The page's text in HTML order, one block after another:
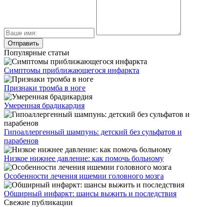
Популярные статьи
Симптомы приближающегося инфаркта
Признаки тромба в ноге
Умеренная брадикардия
Гипоаллергенный шампунь: детский без сульфатов и
парабенов
Низкое нижнее давление: как помочь больному
Особенности лечения ишемии головного мозга
Обширный инфаркт: шансы выжить и последствия
Свежие публикации